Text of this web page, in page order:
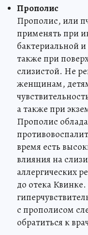
Прополис
Прополис, или
применять при
бактериальной
также при
слизистой. Не
женщинам,
а также при
Прополис
время есть
влияния на
аллергических
до отека
с прополисом
обратиться к